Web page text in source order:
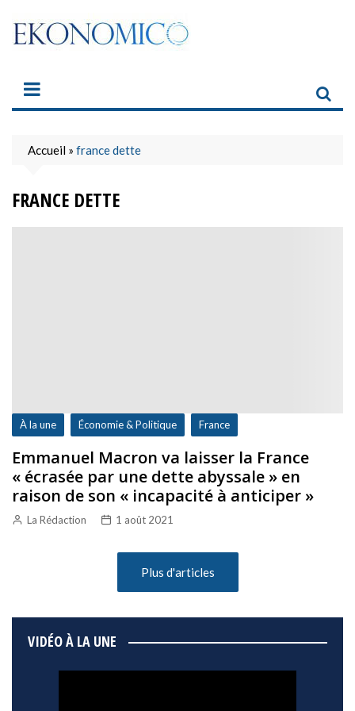
content
Accueil » france dette
FRANCE DETTE
À la une Économie & Politique France
Emmanuel Macron va laisser la France
« écrasée par une dette abyssale » en
raison de son « incapacité à anticiper »
La Rédaction 1 août 2021
Plus d'articles
VIDÉO À LA UNE